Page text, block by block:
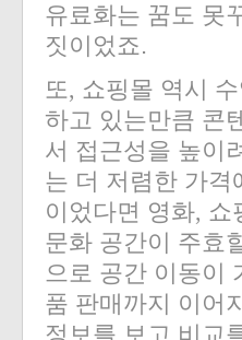
유료화는 꿈도 못
짓이었죠.
또, 쇼핑몰 역시
하고 있는만큼 콘
서 접근성을 높이
는 더 저렴한 가격
이었다면 영화,
문화 공간이 주효
으로 공간 이동이
품 판매까지 이어